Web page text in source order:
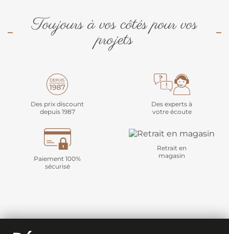
Toujours à vos côtés pour vos
projets
Des prix discount
depuis 1987
Des experts à
votre écoute
Paiement 100%
sécurisé
Retrait en
magasin